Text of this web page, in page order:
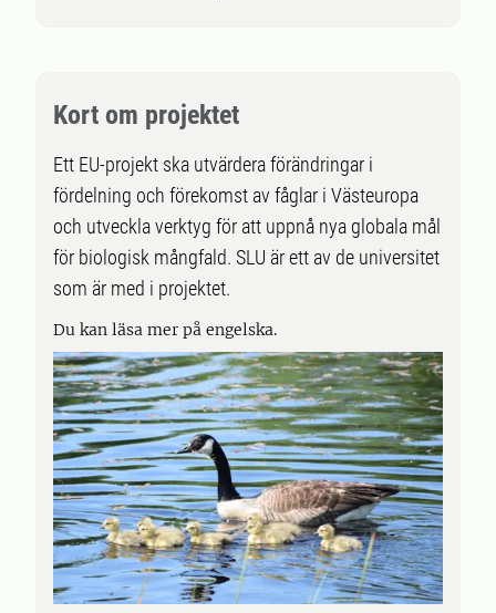
Kort om projektet
Ett EU-projekt ska utvärdera förändringar i
fördelning och förekomst av fåglar i Västeuropa
och utveckla verktyg för att uppnå nya globala mål
för biologisk mångfald. SLU är ett av de universitet
som är med i projektet.
Du kan läsa mer på engelska.